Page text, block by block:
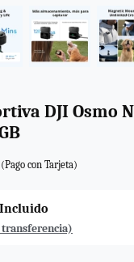
DJI Osmo
con Tarjeta)
transferencia)